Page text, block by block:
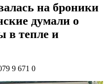
на броники
думали о
в тепле и
9 671 0